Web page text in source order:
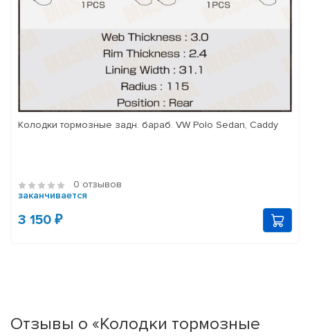
Колодки тормозные задн. бараб. VW Polo Sedan, Caddy
0 отзывов
заканчивается
3 150 ₽
Отзывы о «Колодки тормозные